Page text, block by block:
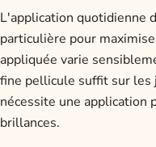
L'application quotidienne
particulière pour
appliquée varie
fine pellicule suffit sur les
nécessite une application
brillances.